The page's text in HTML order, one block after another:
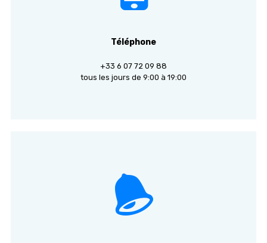
Téléphone
+33 6 07 72 09 88
tous les jours de 9:00 à 19:00